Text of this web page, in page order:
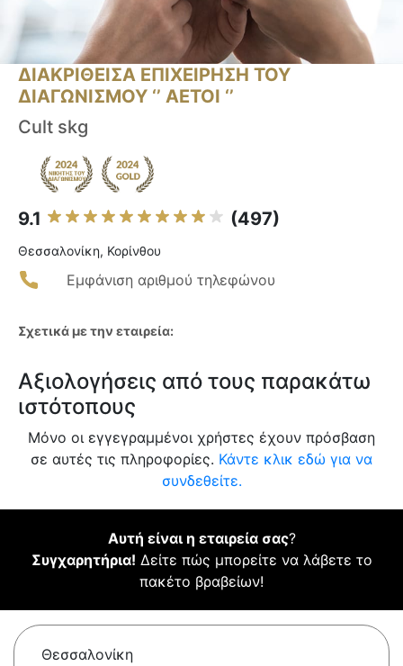
ΔΙΑΚΡΙΘΕΙΣΑ ΕΠΙΧΕΙΡΗΣΗ ΤΟΥ
ΔΙΑΓΩΝΙΣΜΟΥ ‘’ ΑΕΤΟΙ ‘’
Cult skg
9.1 (497)
Θεσσαλονίκη, Κορίνθου
Εμφάνιση αριθμού τηλεφώνου
Σχετικά με την εταιρεία:
Αξιολογήσεις από τους παρακάτω
ιστότοπους
Μόνο οι εγγεγραμμένοι χρήστες έχουν πρόσβαση
σε αυτές τις πληροφορίες. Κάντε κλικ εδώ για να
συνδεθείτε.
Αυτή είναι η εταιρεία σας?
Συγχαρητήρια! Δείτε πώς μπορείτε να λάβετε το
πακέτο βραβείων!
Θεσσαλονίκη